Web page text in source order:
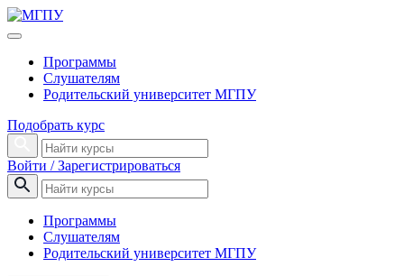
Программы
Слушателям
Родительский университет МГПУ
Подобрать курс
Войти / Зарегистрироваться
Программы
Слушателям
Родительский университет МГПУ